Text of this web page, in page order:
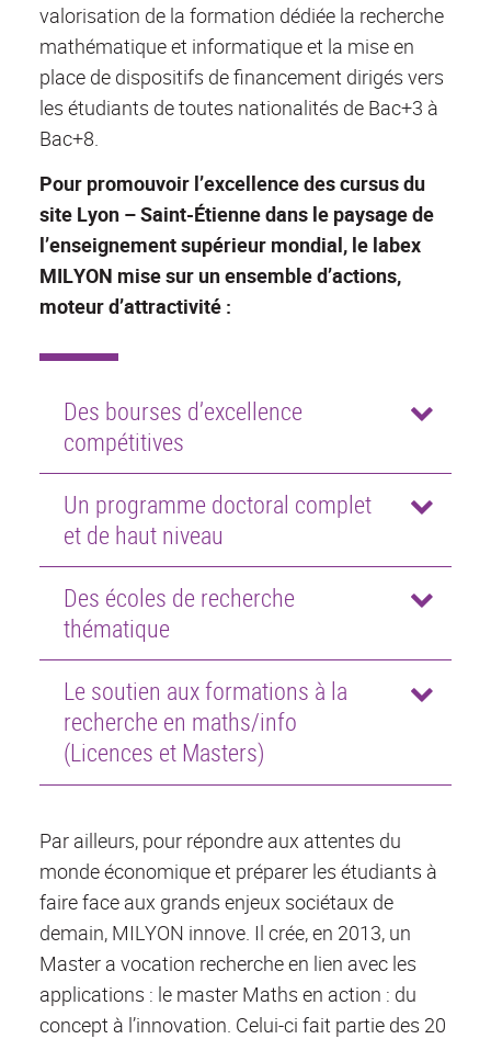
valorisation de la formation dédiée la recherche
mathématique et informatique et la mise en
place de dispositifs de financement dirigés vers
les étudiants de toutes nationalités de Bac+3 à
Bac+8.
Pour promouvoir l’excellence des cursus du
site Lyon – Saint-Étienne dans le paysage de
l’enseignement supérieur mondial, le labex
MILYON mise sur un ensemble d’actions,
moteur d’attractivité :
Des bourses d’excellence
compétitives
Un programme doctoral complet
et de haut niveau
Des écoles de recherche
thématique
Le soutien aux formations à la
recherche en maths/info
(Licences et Masters)
Par ailleurs, pour répondre aux attentes du
monde économique et préparer les étudiants à
faire face aux grands enjeux sociétaux de
demain, MILYON innove. Il crée, en 2013, un
Master a vocation recherche en lien avec les
applications : le master Maths en action : du
concept à l’innovation. Celui-ci fait partie des 20